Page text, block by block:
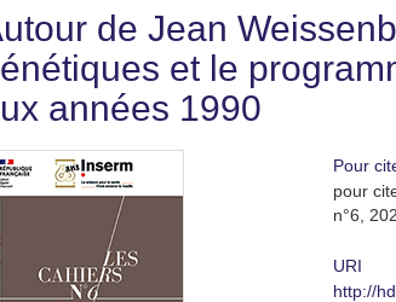
de Jean
et le
années 1990
Pour
pour
n°6,
URI
http://